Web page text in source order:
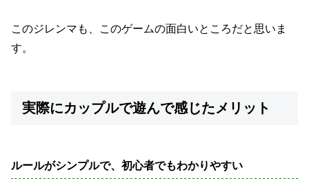
このジレンマも、このゲームの面白いところだと思いま
す。
実際にカップルで遊んで感じたメリット
ルールがシンプルで、初心者でもわかりやすい